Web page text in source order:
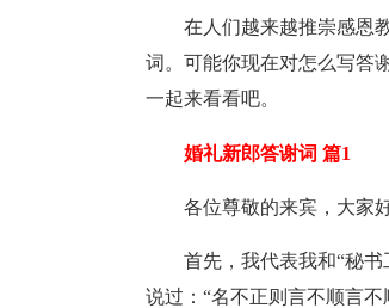
在人们越来越推崇感恩
词。可能你现在对怎么写答
一起来看看吧。
婚礼新郎答谢词 篇1
各位尊敬的来宾，大家
首先，我代表我和“秘
说过：“名不正则言不顺言